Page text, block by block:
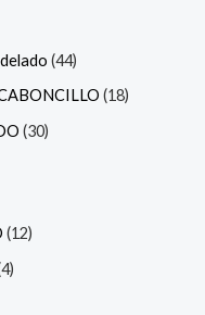
44
18
30
12
4